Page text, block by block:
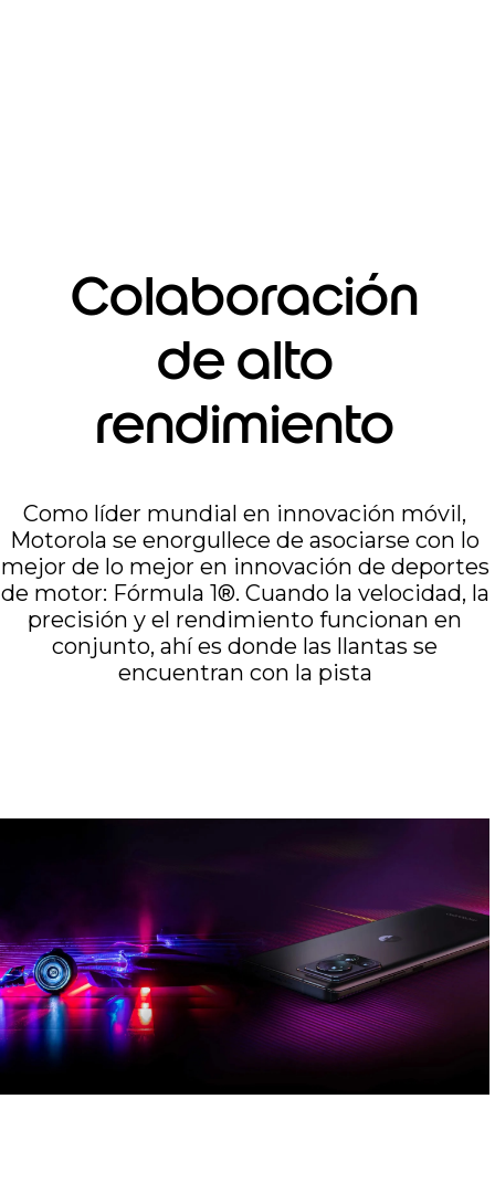
Colaboración
de alto
rendimiento
Como líder mundial en innovación móvil,
Motorola se enorgullece de asociarse con lo
mejor de lo mejor en innovación de deportes
de motor: Fórmula 1®. Cuando la velocidad, la
precisión y el rendimiento funcionan en
conjunto, ahí es donde las llantas se
encuentran con la pista